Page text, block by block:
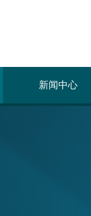
新闻中心